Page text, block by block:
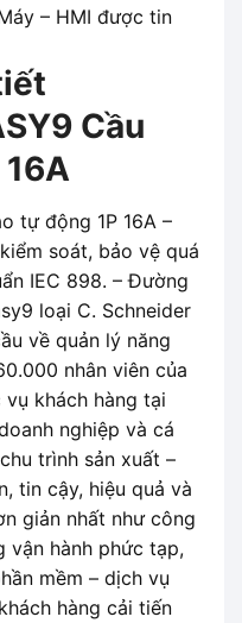
– HMI được tin
Cầu
tự động 1P 16A –
soát, bảo vệ quá
IEC 898. – Đường
loại C. Schneider
về quản lý năng
nhân viên của
khách hàng tại
nghiệp và cá
trình sản xuất –
tin cậy, hiệu quả và
giản nhất như công
vận hành phức tạp,
mềm – dịch vụ
hàng cải tiến